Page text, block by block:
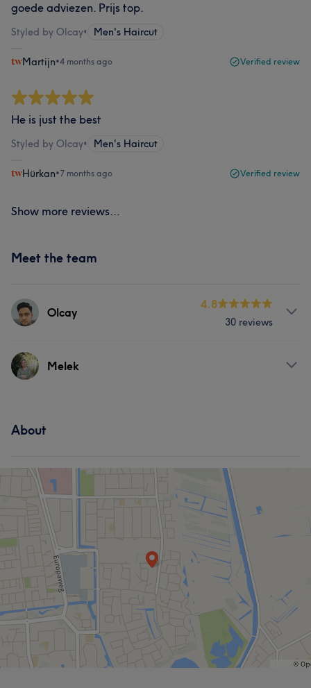
goede adviezen. Prijs top.
Styled by Olcay• Men's Haircut
Martijn•4 months ago Verified review
He is just the best
Styled by Olcay• Men's Haircut
Hürkan•7 months ago Verified review
Show more reviews...
Meet the team
Olcay
4.8
30 reviews
ServicesMelek
About